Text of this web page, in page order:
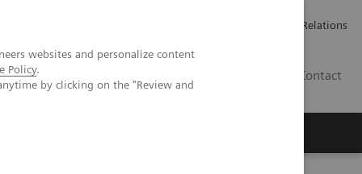
websites and personalize content
Policy.
by clicking on the "Review and
Investor Relations
Contact